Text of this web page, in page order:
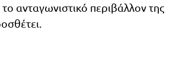
ανταγωνιστικό περιβάλλον της